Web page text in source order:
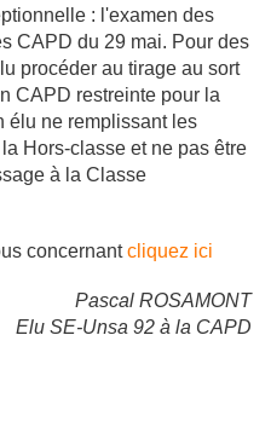
: l'examen des
CAPD du 29 mai. Pour des
procéder au tirage au sort
CAPD restreinte pour la
élu ne remplissant les
Hors-classe et ne pas être
à la Classe
concernantcliquez ici
Pascal ROSAMONT
Elu SE-Unsa 92 à la CAPD